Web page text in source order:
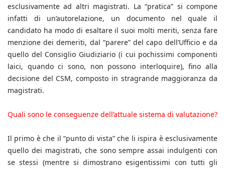
esclusivamente ad altri magistrati. La “pratica” si compone
infatti di un’autorelazione, un documento nel quale il
candidato ha modo di esaltare il suoi molti meriti, senza fare
menzione dei demeriti, dal “parere” del capo dell’Ufficio e da
quello del Consiglio Giudiziario (i cui pochissimi componenti
laici, quando ci sono, non possono interloquire), fino alla
decisione del CSM, composto in stragrande maggioranza da
magistrati.
Quali sono le conseguenze dell’attuale sistema di valutazione?
Il primo è che il “punto di vista” che li ispira è esclusivamente
quello dei magistrati, che sono sempre assai indulgenti con
se stessi (mentre si dimostrano esigentissimi con tutti gli